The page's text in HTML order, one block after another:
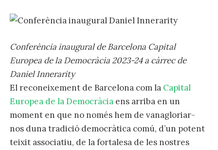
Conferència inaugural de Barcelona Capital
Europea de la Democràcia 2023-24 a càrrec de
Daniel Innerarity
El reconeixement de Barcelona com la Capital
Europea de la Democràcia ens arriba en un
moment en que no només hem de vanagloriar-
nos duna tradició democràtica comú, d’un potent
teixit associatiu, de la fortalesa de les nostres